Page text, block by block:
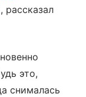
рассказал
это,
снималась